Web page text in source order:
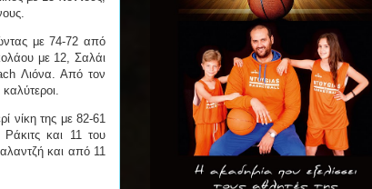
με 74-72 από
με 12, Σαλάι
Λιόνα. Από τον
νίκη της με 82-61
και 11 του
και από 11